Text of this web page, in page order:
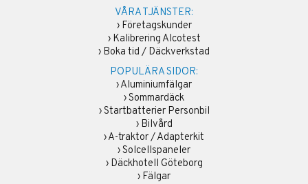
VÅRA TJÄNSTER:
› Företagskunder
› Kalibrering Alcotest
› Boka tid / Däckverkstad
POPULÄRA SIDOR:
›Aluminiumfälgar
›Sommardäck
›Startbatterier Personbil
› Bilvård
›A-traktor / Adapterkit
›Solcellspaneler
› Däckhotell Göteborg
› Fälgar